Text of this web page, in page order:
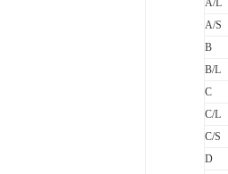
A/L
A/S
B
B/L
C
C/L
C/S
D